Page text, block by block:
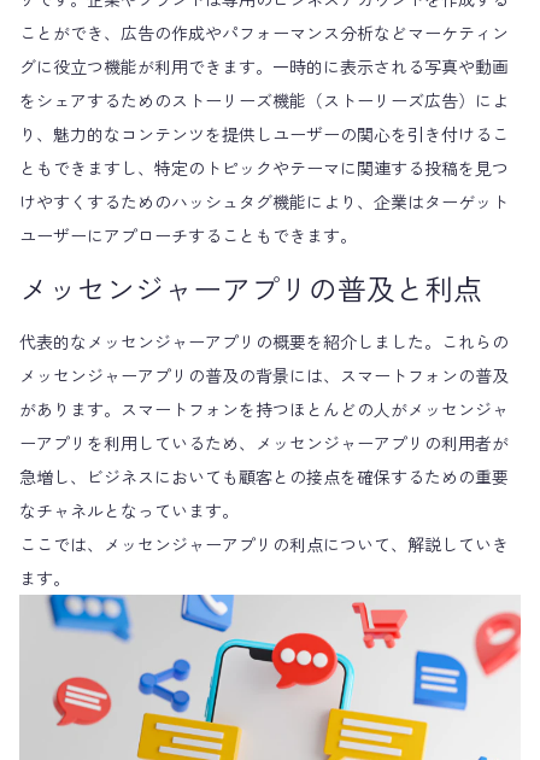
ことができ、広告の作成やパフォーマンス分析などマーケティン
グに役立つ機能が利用できます。一時的に表示される写真や動画
をシェアするためのストーリーズ機能（ストーリーズ広告）によ
り、魅力的なコンテンツを提供しユーザーの関心を引き付けるこ
ともできますし、特定のトピックやテーマに関連する投稿を見つ
けやすくするためのハッシュタグ機能により、企業はターゲット
ユーザーにアプローチすることもできます。
メッセンジャーアプリの普及と利点
代表的なメッセンジャーアプリの概要を紹介しました。これらの
メッセンジャーアプリの普及の背景には、スマートフォンの普及
があります。スマートフォンを持つほとんどの人がメッセンジャ
ーアプリを利用しているため、メッセンジャーアプリの利用者が
急増し、ビジネスにおいても顧客との接点を確保するための重要
なチャネルとなっています。
ここでは、メッセンジャーアプリの利点について、解説していき
ます。